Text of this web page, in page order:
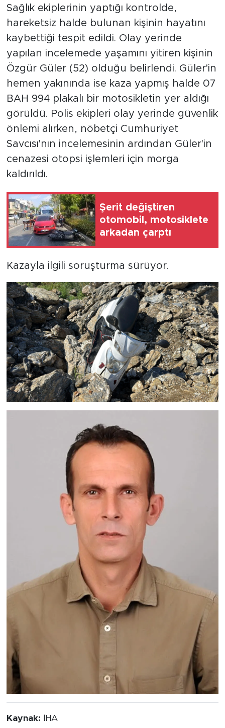
Sağlık ekiplerinin yaptığı kontrolde,
hareketsiz halde bulunan kişinin hayatını
kaybettiği tespit edildi. Olay yerinde
yapılan incelemede yaşamını yitiren kişinin
Özgür Güler (52) olduğu belirlendi. Güler'in
hemen yakınında ise kaza yapmış halde 07
BAH 994 plakalı bir motosikletin yer aldığı
görüldü. Polis ekipleri olay yerinde güvenlik
önlemi alırken, nöbetçi Cumhuriyet
Savcısı'nın incelemesinin ardından Güler'in
cenazesi otopsi işlemleri için morga
kaldırıldı.
Şerit değiştiren
otomobil, motosiklete
arkadan çarptı
Kazayla ilgili soruşturma sürüyor.
Kaynak: İHA